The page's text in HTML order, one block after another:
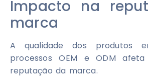
Impacto na
marca
A qualidade dos produtos
processos OEM e ODM
reputação da marca.